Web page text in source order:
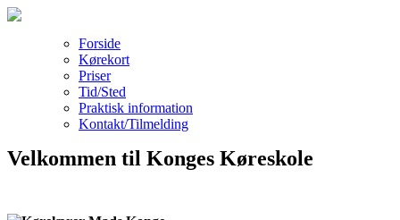
Forside
Kørekort
Priser
Tid/Sted
Praktisk information
Kontakt/Tilmelding
Velkommen til Konges Køreskole